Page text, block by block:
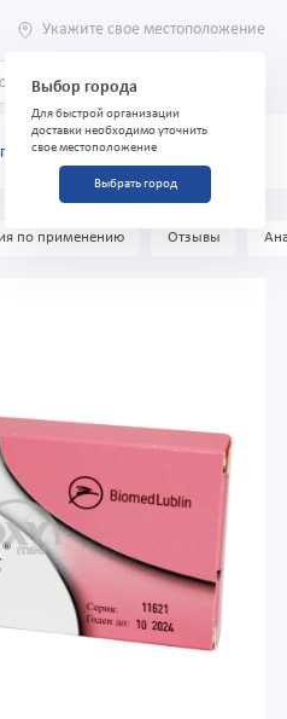
Укажите свое местоположение
Выбор города
Для быстрой организации
доставки необходимо уточнить
свое местоположение
Выбрать город
№6
по применению Отзывы